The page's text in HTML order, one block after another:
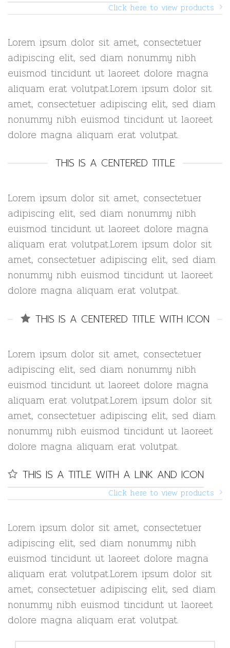
Click here to view products
Lorem ipsum dolor sit amet, consectetuer
adipiscing elit, sed diam nonummy nibh
euismod tincidunt ut laoreet dolore magna
aliquam erat volutpat.Lorem ipsum dolor sit
amet, consectetuer adipiscing elit, sed diam
nonummy nibh euismod tincidunt ut laoreet
dolore magna aliquam erat volutpat.
THIS IS A CENTERED TITLE
Lorem ipsum dolor sit amet, consectetuer
adipiscing elit, sed diam nonummy nibh
euismod tincidunt ut laoreet dolore magna
aliquam erat volutpat.Lorem ipsum dolor sit
amet, consectetuer adipiscing elit, sed diam
nonummy nibh euismod tincidunt ut laoreet
dolore magna aliquam erat volutpat.
THIS IS A CENTERED TITLE WITH ICON
Lorem ipsum dolor sit amet, consectetuer
adipiscing elit, sed diam nonummy nibh
euismod tincidunt ut laoreet dolore magna
aliquam erat volutpat.Lorem ipsum dolor sit
amet, consectetuer adipiscing elit, sed diam
nonummy nibh euismod tincidunt ut laoreet
dolore magna aliquam erat volutpat.
THIS IS A TITLE WITH A LINK AND ICON
Click here to view products
Lorem ipsum dolor sit amet, consectetuer
adipiscing elit, sed diam nonummy nibh
euismod tincidunt ut laoreet dolore magna
aliquam erat volutpat.Lorem ipsum dolor sit
amet, consectetuer adipiscing elit, sed diam
nonummy nibh euismod tincidunt ut laoreet
dolore magna aliquam erat volutpat.